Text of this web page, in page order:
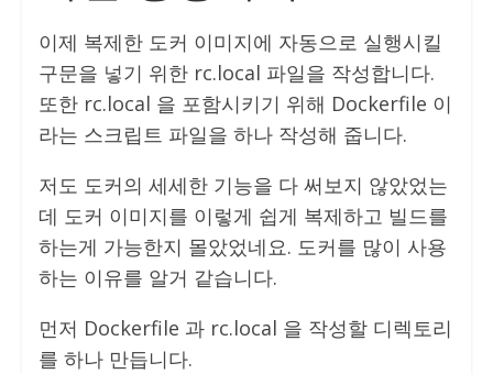
이제 복제한 도커 이미지에 자동으로 실행시킬
구문을 넣기 위한 rc.local 파일을 작성합니다.
또한 rc.local 을 포함시키기 위해 Dockerfile 이
라는 스크립트 파일을 하나 작성해 줍니다.
저도 도커의 세세한 기능을 다 써보지 않았었는
데 도커 이미지를 이렇게 쉽게 복제하고 빌드를
하는게 가능한지 몰았었네요. 도커를 많이 사용
하는 이유를 알거 같습니다.
먼저 Dockerfile 과 rc.local 을 작성할 디렉토리
를 하나 만듭니다.